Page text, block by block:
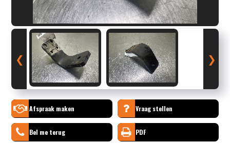
❮ ❯
Afspraak maken Vraag stellen
Bel me terug PDF